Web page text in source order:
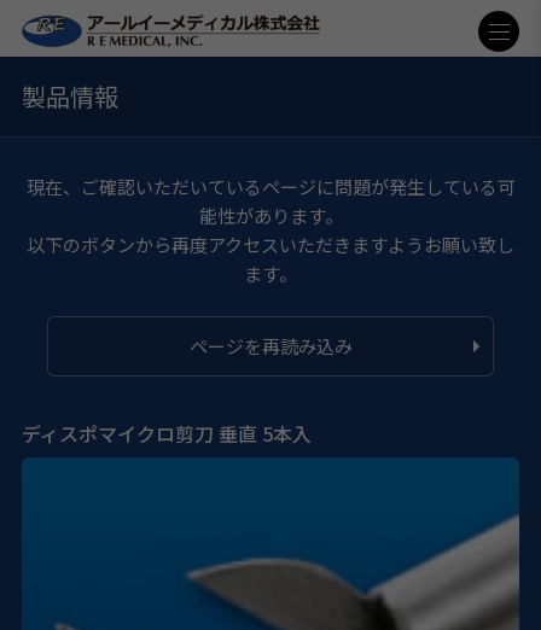
製品情報
現在、ご確認いただいているページに問題が発生している可
能性があります。
以下のボタンから再度アクセスいただきますようお願い致し
ます。
ページを再読み込み
ディスポマイクロ剪刀 垂直 5本入